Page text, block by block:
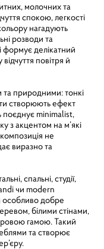
молочних та
спокою, легкості
нагадують
розводи та
формує делікатний
повітря й
природними: тонкі
створюють ефект
поєднує minimalist,
з акцентом на м’які
композиція не
виразно та
спальні, студії,
чи modern
особливо добре
білими стінами,
гамою. Такий
та створює